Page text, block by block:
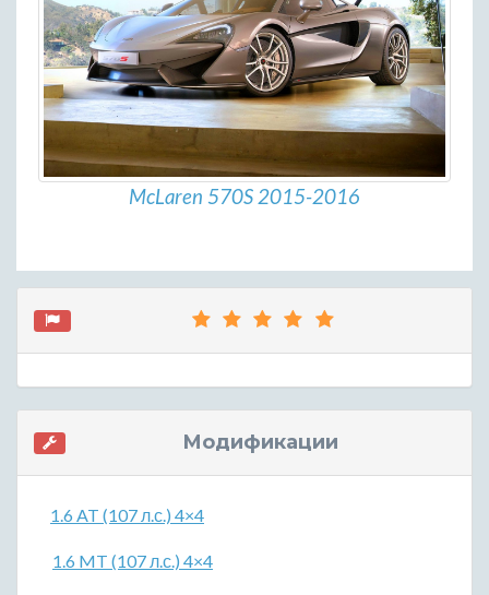
McLaren 570S 2015-2016
Модификации
1.6 AT (107 л.с.) 4×4
1.6 MT (107 л.с.) 4×4